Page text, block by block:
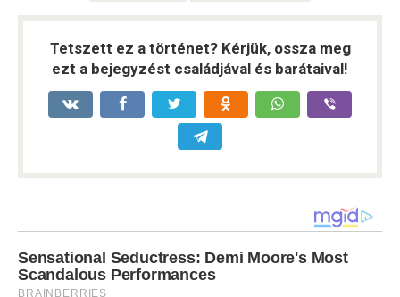
Tetszett ez a történet? Kérjük, ossza meg
ezt a bejegyzést családjával és barátaival!